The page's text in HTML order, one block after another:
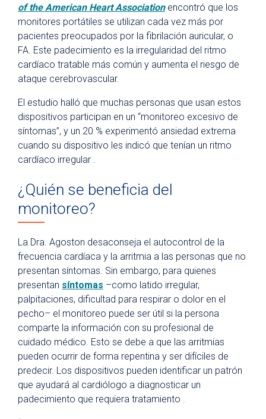
of the American Heart Associationencontró que los
monitores portátiles se utilizan cada vez más por
pacientes preocupados por la fibrilación auricular, o
FA. Este padecimiento es la irregularidad del ritmo
cardíaco tratable más común y aumenta el riesgo de
ataque cerebrovascular.
El estudio halló que muchas personas que usan estos
dispositivos participan en un “monitoreo excesivo de
síntomas”, y un 20 % experimentó ansiedad extrema
cuando su dispositivo les indicó que tenían un ritmo
cardíaco irregular .
¿Quién se beneficia del
monitoreo?
La Dra. Agoston desaconseja el autocontrol de la
frecuencia cardíaca y la arritmia a las personas que no
presentan síntomas. Sin embargo, para quienes
presentan síntomas –como latido irregular,
palpitaciones, dificultad para respirar o dolor en el
pecho– el monitoreo puede ser útil si la persona
comparte la información con su profesional de
cuidado médico. Esto se debe a que las arritmias
pueden ocurrir de forma repentina y ser difíciles de
predecir. Los dispositivos pueden identificar un patrón
que ayudará al cardiólogo a diagnosticar un
padecimiento que requiera tratamiento .